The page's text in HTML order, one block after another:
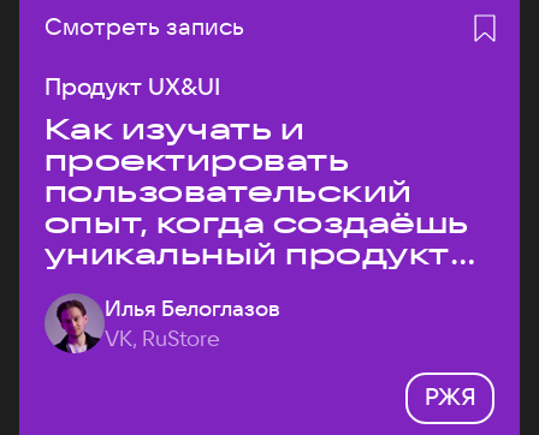
Смотреть запись
Продукт UX&UI
Как изучать и
проектировать
пользовательский
опыт, когда создаёшь
уникальный продукт
на рынке?
Илья Белоглазов
VK, RuStore
РЖЯ